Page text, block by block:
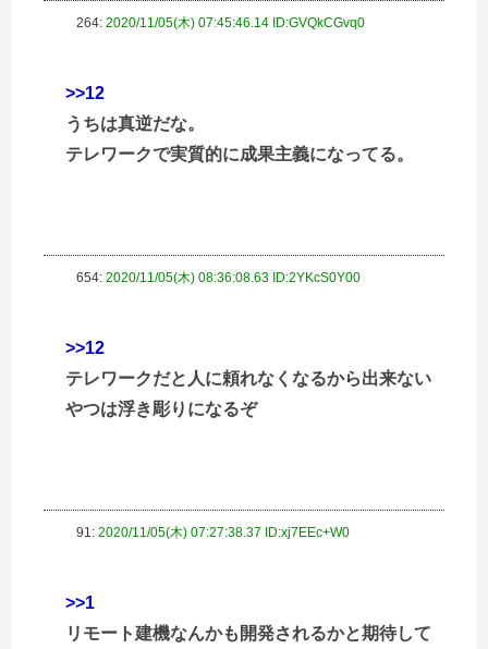
264: 2020/11/05(木) 07:45:46.14 ID:GVQkCGvq0
>>12
うちは真逆だな。
テレワークで実質的に成果主義になってる。
654: 2020/11/05(木) 08:36:08.63 ID:2YKcS0Y00
>>12
テレワークだと人に頼れなくなるから出来ない
やつは浮き彫りになるぞ
91: 2020/11/05(木) 07:27:38.37 ID:xj7EEc+W0
>>1
リモート建機なんかも開発されるかと期待して